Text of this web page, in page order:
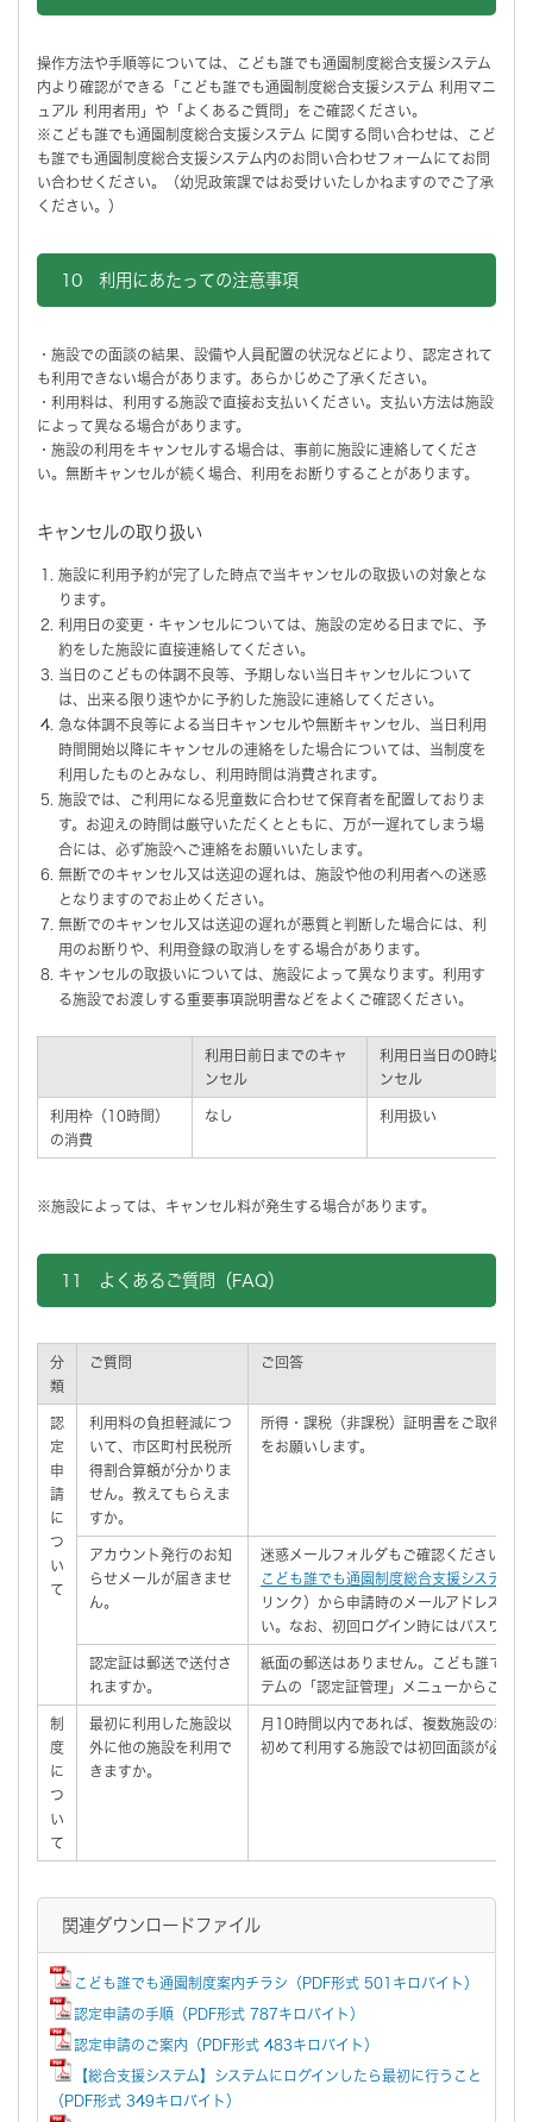
操作方法や手順等については、こども誰でも通園制度総合支援システム
内より確認ができる「こども誰でも通園制度総合支援システム 利用マニ
ュアル 利用者用」や「よくあるご質問」をご確認ください。
※こども誰でも通園制度総合支援システム に関する問い合わせは、こど
も誰でも通園制度総合支援システム内のお問い合わせフォームにてお問
い合わせください。（幼児政策課ではお受けいたしかねますのでご了承
ください。）
10 利用にあたっての注意事項
・施設での面談の結果、設備や人員配置の状況などにより、認定されて
も利用できない場合があります。あらかじめご了承ください。
・利用料は、利用する施設で直接お支払いください。支払い方法は施設
によって異なる場合があります。
・施設の利用をキャンセルする場合は、事前に施設に連絡してくださ
い。無断キャンセルが続く場合、利用をお断りすることがあります。
キャンセルの取り扱い
施設に利用予約が完了した時点で当キャンセルの取扱いの対象とな
ります。
利用日の変更・キャンセルについては、施設の定める日までに、予
約をした施設に直接連絡してください。
当日のこどもの体調不良等、予期しない当日キャンセルについて
は、出来る限り速やかに予約した施設に連絡してください。
急な体調不良等による当日キャンセルや無断キャンセル、当日利用
時間開始以降にキャンセルの連絡をした場合については、当制度を
利用したものとみなし、利用時間は消費されます。
施設では、ご利用になる児童数に合わせて保育者を配置しておりま
す。お迎えの時間は厳守いただくとともに、万が一遅れてしまう場
合には、必ず施設へご連絡をお願いいたします。
無断でのキャンセル又は送迎の遅れは、施設や他の利用者への迷惑
となりますのでお止めください。
無断でのキャンセル又は送迎の遅れが悪質と判断した場合には、利
用のお断りや、利用登録の取消しをする場合があります。
キャンセルの取扱いについては、施設によって異なります。利用す
る施設でお渡しする重要事項説明書などをよくご確認ください。
利用日前日までのキャ
ンセル
利用日当日の0時以降
ンセル
利用枠（10時間）
の消費
なし 利用扱い
※施設によっては、キャンセル料が発生する場合があります。
11 よくあるご質問（FAQ）
分
類
ご質問 ご回答
認
定
申
請
に
つ
い
て
利用料の負担軽減につ
いて、市区町村民税所
得割合算額が分かりま
せん。教えてもらえま
すか。
所得・課税（非課税）証明書をご取得い
をお願いします。
アカウント発行のお知
らせメールが届きませ
ん。
迷惑メールフォルダもご確認ください。
こども誰でも通園制度総合支援システム
リンク）から申請時のメールアドレスで
い。なお、初回ログイン時にはパスワー
認定証は郵送で送付さ
れますか。
紙面の郵送はありません。こども誰でも
テムの「認定証管理」メニューからご確
制
度
に
つ
い
て
最初に利用した施設以
外に他の施設を利用で
きますか。
月10時間以内であれば、複数施設の利用
初めて利用する施設では初回面談が必要
関連ダウンロードファイル
こども誰でも通園制度案内チラシ（PDF形式 501キロバイト）
認定申請の手順（PDF形式 787キロバイト）
認定申請のご案内（PDF形式 483キロバイト）
【総合支援システム】システムにログインしたら最初に行うこと
（PDF形式 349キロバイト）